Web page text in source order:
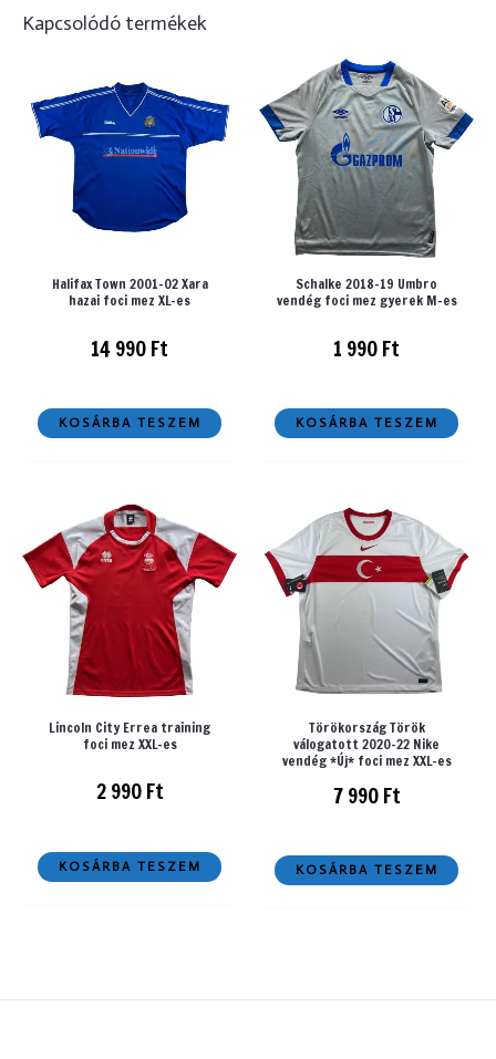
Kapcsolódó termékek
Halifax Town 2001-02 Xara
hazai foci mez XL-es
14 990Ft
KOSÁRBA TESZEM
Schalke 2018-19 Umbro
vendég foci mez gyerek M-es
1 990Ft
KOSÁRBA TESZEM
Lincoln City Errea training
foci mez XXL-es
2 990Ft
KOSÁRBA TESZEM
Törökország Török
válogatott 2020-22 Nike
vendég *Új* foci mez XXL-es
7 990Ft
KOSÁRBA TESZEM